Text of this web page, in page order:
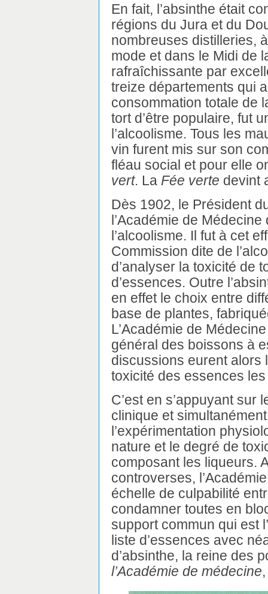
En fait, l’absinthe était
régions du Jura et du
nombreuses distilleries,
mode et dans le Midi de
rafraîchissante par
treize départements qui
consommation totale de
tort d’être populaire, fut
l’alcoolisme. Tous les
vin furent mis sur son
fléau social et pour elle
vert. La Fée verte devint
Dès 1902, le Président
l’Académie de
l’alcoolisme. Il fut à cet
Commission dite de
d’analyser la toxicité de
d’essences. Outre
en effet le choix entre
base de plantes,
L’Académie de
général des boissons à
discussions eurent alors
toxicité des essences
C’est en s’appuyant sur
clinique et
l’expérimentation
nature et le degré de
composant les liqueurs.
controverses,
échelle de culpabilité
condamner toutes en
support commun qui est
liste d’essences avec
d’absinthe, la reine des
l’Académie de médecine